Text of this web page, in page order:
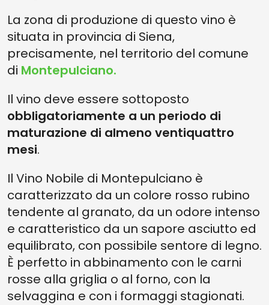
La zona di produzione di questo vino è
situata in provincia di Siena,
precisamente, nel territorio del comune
di Montepulciano.
Il vino deve essere sottoposto
obbligatoriamente a un periodo di
maturazione di almeno ventiquattro
mesi.
Il Vino Nobile di Montepulciano è
caratterizzato da un colore rosso rubino
tendente al granato, da un odore intenso
e caratteristico da un sapore asciutto ed
equilibrato, con possibile sentore di legno.
È perfetto in abbinamento con le carni
rosse alla griglia o al forno, con la
selvaggina e con i formaggi stagionati.